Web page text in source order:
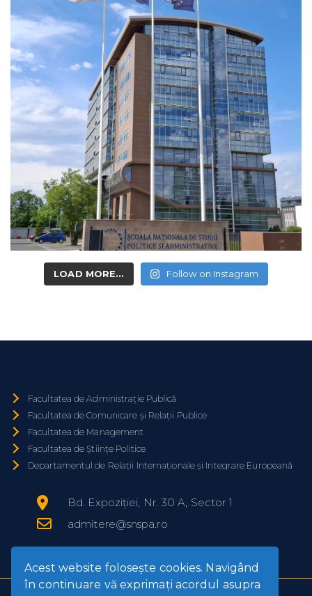
LOAD MORE... Follow on Instagram
Facultatea de Administrație Publică
Facultatea de Comunicare și Relații Publice
Facultatea de Management
Facultatea de Științe Politice
Departamentul de Relații Internaționale și Integrare Europeană
Bd. Expoziției, Nr. 30 A, Sector 1
admitere@snspa.ro
Acest website foloseşte cookies. Navigând
în continuare vă exprimaţi acordul asupra